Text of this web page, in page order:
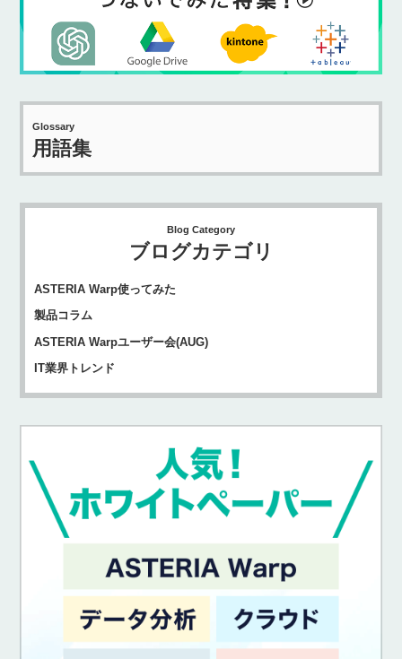
Glossary
用語集
Blog Category
ブログカテゴリ
ASTERIA Warp使ってみた
製品コラム
ASTERIA Warpユーザー会(AUG)
IT業界トレンド